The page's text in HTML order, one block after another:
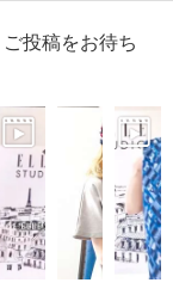
投稿をお待ち